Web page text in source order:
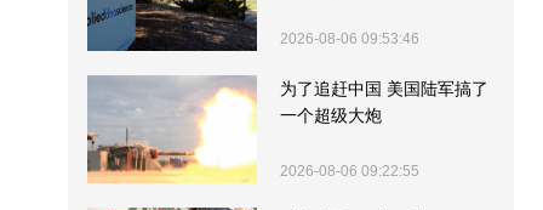
2026-08-06 09:53:46
为了追赶中国 美国陆军搞了
一个超级大炮
2026-08-06 09:22:55